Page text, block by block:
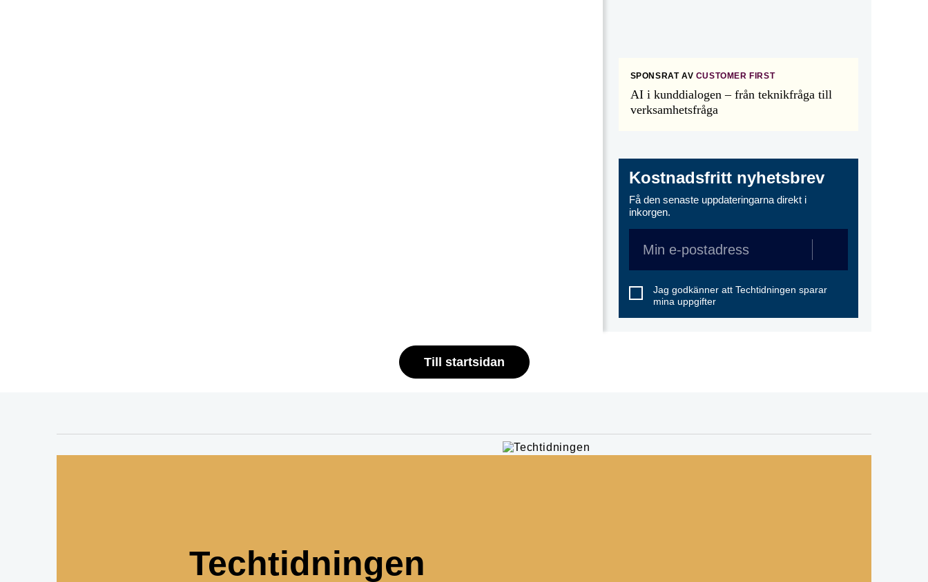
SPONSRAT AV CUSTOMER FIRST
AI i kunddialogen – från teknikfråga till
verksamhetsfråga
Kostnadsfritt nyhetsbrev
Få den senaste uppdateringarna direkt i
inkorgen.
Jag godkänner att Techtidningen sparar
mina uppgifter
Till startsidan
Techtidningen